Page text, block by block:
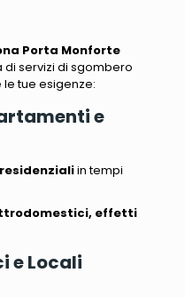
Porta Monforte
servizi di sgombero
tue esigenze:
e
in tempi
effetti
e Locali